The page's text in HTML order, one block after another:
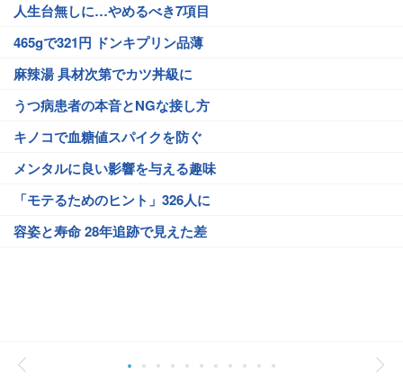
人生台無しに…やめるべき7項目
465gで321円 ドンキプリン品薄
麻辣湯 具材次第でカツ丼級に
うつ病患者の本音とNGな接し方
キノコで血糖値スパイクを防ぐ
メンタルに良い影響を与える趣味
「モテるためのヒント」326人に
容姿と寿命 28年追跡で見えた差